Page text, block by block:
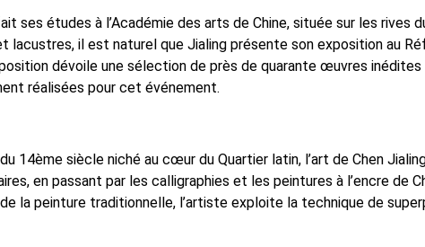
ses études à l’Académie des arts de Chine, située sur les rives
lacustres, il est naturel que Jialing présente son exposition au
dévoile une sélection de près de quarante œuvres
réalisées pour cet événement.
14ème siècle niché au cœur du Quartier latin, l’art de Chen
en passant par les calligraphies et les peintures à l’encre de
la peinture traditionnelle, l’artiste exploite la technique de